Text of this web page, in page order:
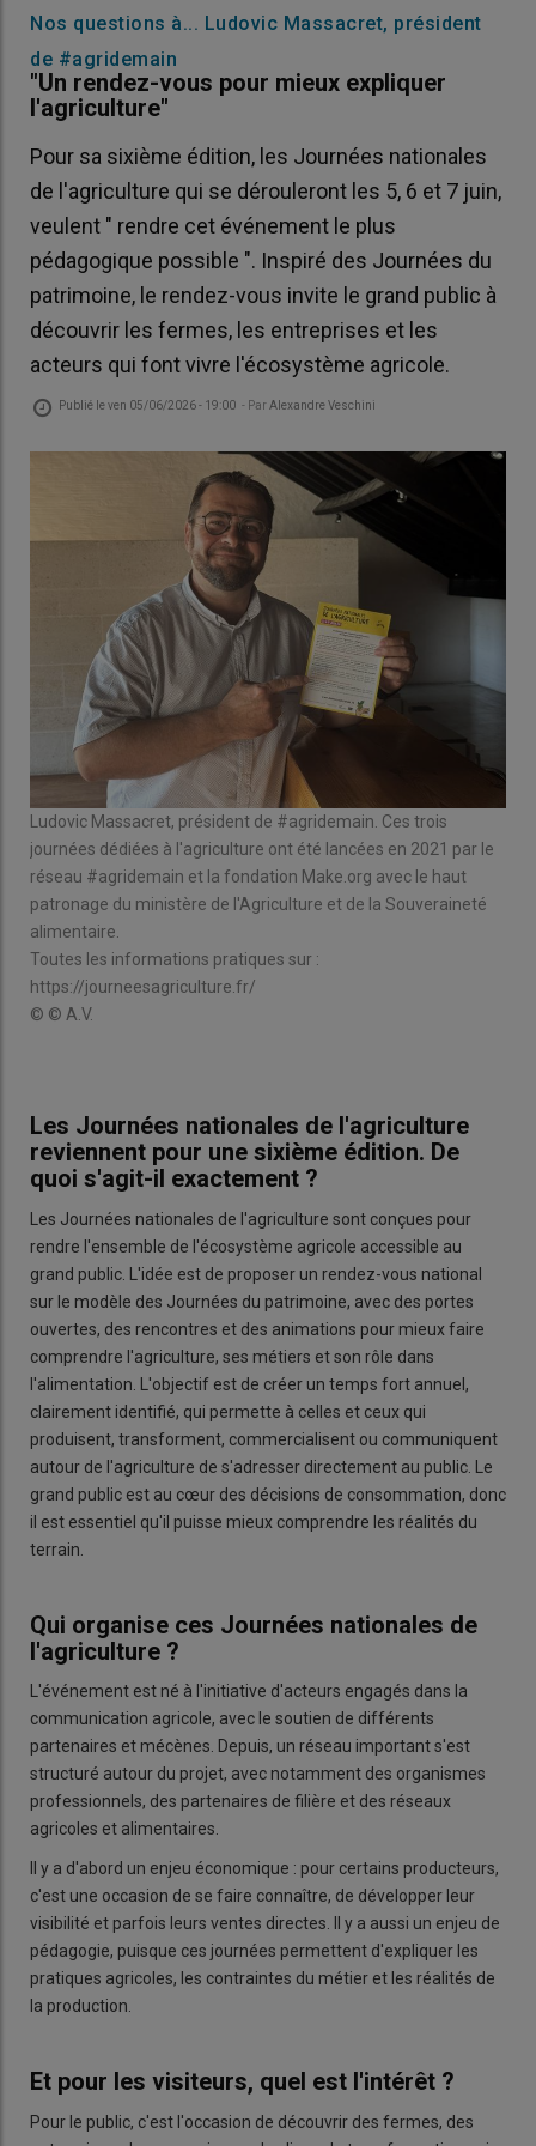
Nos questions à... Ludovic Massacret, président
de #agridemain
"Un rendez-vous pour mieux expliquer
l'agriculture"
Pour sa sixième édition, les Journées nationales
de l'agriculture qui se dérouleront les 5, 6 et 7 juin,
veulent " rendre cet événement le plus
pédagogique possible ". Inspiré des Journées du
patrimoine, le rendez-vous invite le grand public à
découvrir les fermes, les entreprises et les
acteurs qui font vivre l'écosystème agricole.
Publié leven 05/06/2026 - 19:00 - Par Alexandre Veschini
Ludovic Massacret, président de #agridemain. Ces trois
journées dédiées à l'agriculture ont été lancées en 2021 par le
réseau #agridemain et la fondation Make.org avec le haut
patronage du ministère de l'Agriculture et de la Souveraineté
alimentaire.
Toutes les informations pratiques sur :
https://journeesagriculture.fr/
© © A.V.
Les Journées nationales de l'agriculture
reviennent pour une sixième édition. De
quoi s'agit-il exactement ?
Les Journées nationales de l'agriculture sont conçues pour
rendre l'ensemble de l'écosystème agricole accessible au
grand public. L'idée est de proposer un rendez-vous national
sur le modèle des Journées du patrimoine, avec des portes
ouvertes, des rencontres et des animations pour mieux faire
comprendre l'agriculture, ses métiers et son rôle dans
l'alimentation. L'objectif est de créer un temps fort annuel,
clairement identifié, qui permette à celles et ceux qui
produisent, transforment, commercialisent ou communiquent
autour de l'agriculture de s'adresser directement au public. Le
grand public est au cœur des décisions de consommation, donc
il est essentiel qu'il puisse mieux comprendre les réalités du
terrain.
Qui organise ces Journées nationales de
l'agriculture ?
L'événement est né à l'initiative d'acteurs engagés dans la
communication agricole, avec le soutien de différents
partenaires et mécènes. Depuis, un réseau important s'est
structuré autour du projet, avec notamment des organismes
professionnels, des partenaires de filière et des réseaux
agricoles et alimentaires.
Il y a d'abord un enjeu économique : pour certains producteurs,
c'est une occasion de se faire connaître, de développer leur
visibilité et parfois leurs ventes directes. Il y a aussi un enjeu de
pédagogie, puisque ces journées permettent d'expliquer les
pratiques agricoles, les contraintes du métier et les réalités de
la production.
Et pour les visiteurs, quel est l'intérêt ?
Pour le public, c'est l'occasion de découvrir des fermes, des